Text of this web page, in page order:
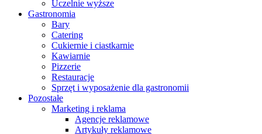
Uczelnie wyższe
Gastronomia
Bary
Catering
Cukiernie i ciastkarnie
Kawiarnie
Pizzerie
Restauracje
Sprzęt i wyposażenie dla gastronomii
Pozostałe
Marketing i reklama
Agencje reklamowe
Artykuły reklamowe